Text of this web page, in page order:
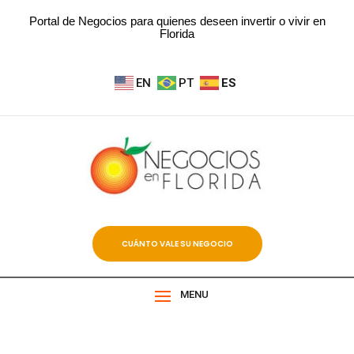
Portal de Negocios para quienes deseen invertir o vivir en
Florida
EN PT ES
CUÁNTO VALE SU NEGOCIO
MENU